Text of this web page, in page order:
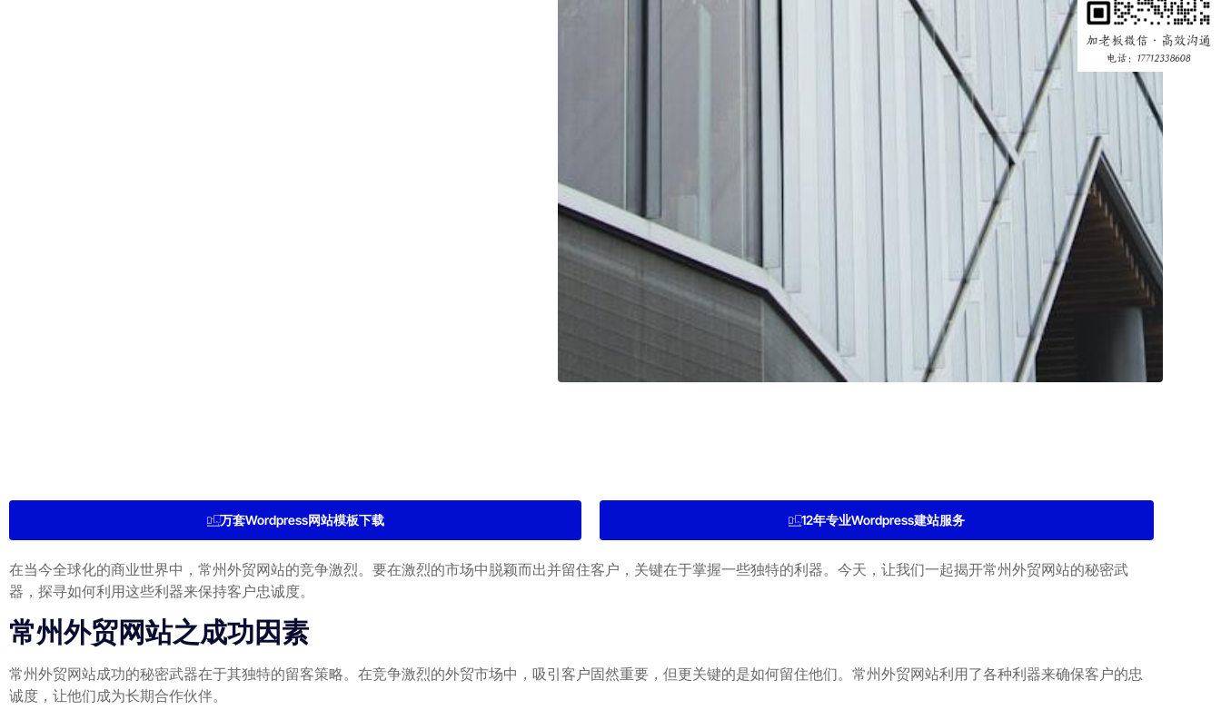
万套Wordpress网站模板下载 12年专业Wordpress建站服务
在当今全球化的商业世界中，常州外贸网站的竞争激烈。要在激烈的市场中脱颖而出并留住客户，关键在于掌握一些独特的利器。今天，让我们一起揭开常州外贸网站的秘密武
器，探寻如何利用这些利器来保持客户忠诚度。
常州外贸网站之成功因素
常州外贸网站成功的秘密武器在于其独特的留客策略。在竞争激烈的外贸市场中，吸引客户固然重要，但更关键的是如何留住他们。常州外贸网站利用了各种利器来确保客户的忠
诚度，让他们成为长期合作伙伴。